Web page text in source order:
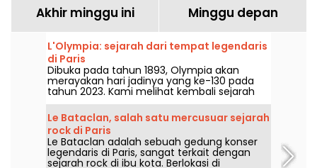
Akhir minggu ini Minggu depan
L'Olympia: sejarah dari tempat legendaris
di Paris
Dibuka pada tahun 1893, Olympia akan
merayakan hari jadinya yang ke-130 pada
tahun 2023. Kami melihat kembali sejarah
tempat konser dan hiburan legendaris di
Paris ini, yang telah menjadi saksi dari orang-
orang seperti Edith Piaf, Jacques Brel,
Barbara dan Johnny Hallyday, serta Billie
Holiday, The Beatles, dan The Rolling Stones.
Le Bataclan, salah satu mercusuar sejarah
rock di Paris
Le Bataclan adalah sebuah gedung konser
legendaris di Paris, sangat terkait dengan
sejarah rock di ibu kota. Berlokasi di